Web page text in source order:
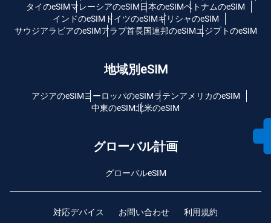
タイのeSIMマレーシアのeSIM日本のeSIMベトナムのeSIM
インドのeSIM ドイツのeSIMギリシャのeSIM
サウジアラビアのeSIMアラブ首長国連邦のeSIMエジプトのeSIM
地域別eSIM
アジアのeSIMヨーロッパのeSIMラテンアメリカのeSIM
中東のeSIM北米のeSIM
グローバル計画
グローバルeSIM
対応デバイス お問い合わせ 利用規約